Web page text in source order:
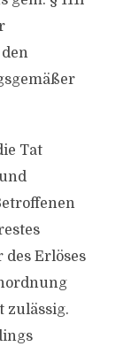
Tat
Erlöses
zulässig.